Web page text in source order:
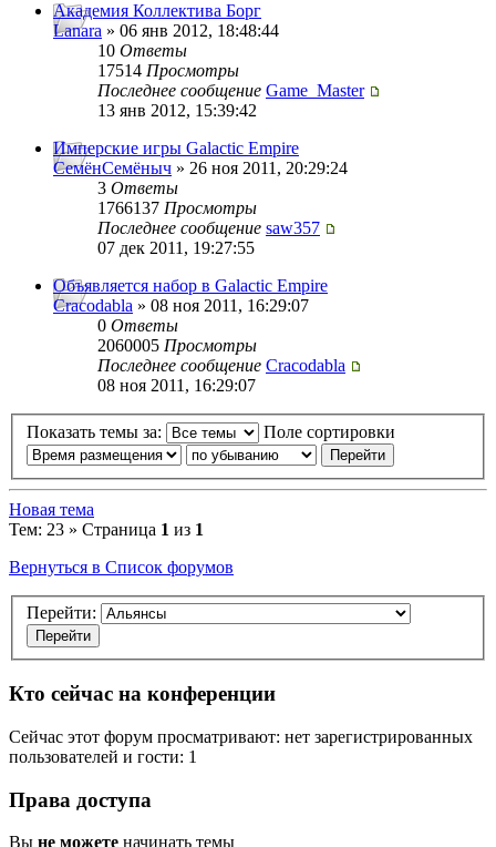
Академия Коллектива Борг
Lanara » 06 янв 2012, 18:48:44
10 Ответы
17514 Просмотры
Последнее сообщение Game_Master
13 янв 2012, 15:39:42
Имперские игры Galactic Empire
СемёнСемёныч » 26 ноя 2011, 20:29:24
3 Ответы
1766137 Просмотры
Последнее сообщение saw357
07 дек 2011, 19:27:55
Объявляется набор в Galactic Empire
Cracodabla » 08 ноя 2011, 16:29:07
0 Ответы
2060005 Просмотры
Последнее сообщение Cracodabla
08 ноя 2011, 16:29:07
Показать темы за: Поле сортировки
Новая тема
Тем: 23 » Страница 1 из 1
Вернуться в Список форумов
Перейти:
Кто сейчас на конференции
Сейчас этот форум просматривают: нет зарегистрированных
пользователей и гости: 1
Права доступа
Вы не можете начинать темы